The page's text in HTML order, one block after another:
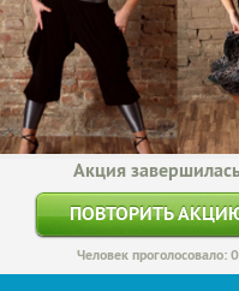
Акция
ПОВТОРИТЬ
Человек проголосовало: 0